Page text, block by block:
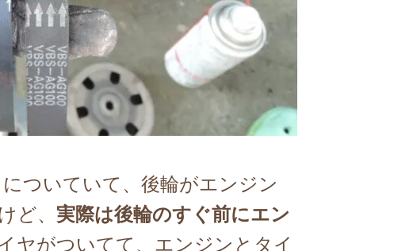
ついていて、 後輪がエンジン
ど、 実際は後輪のすぐ前にエン
ヤがついてて、エンジンとタイ